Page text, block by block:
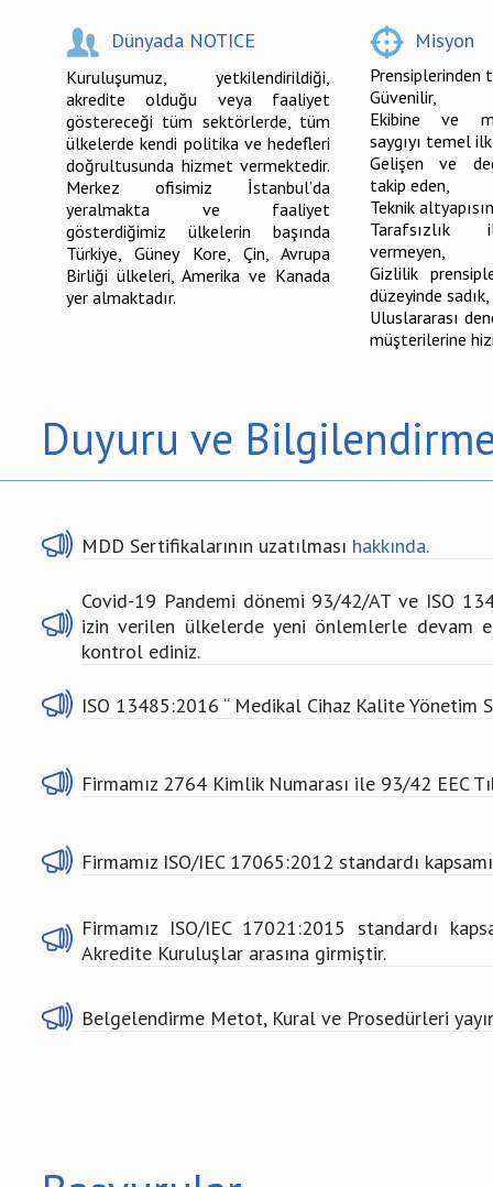
Dünyada NOTICE
Kuruluşumuz, yetkilendirildiği,
akredite olduğu veya faaliyet
göstereceği tüm sektörlerde, tüm
ülkelerde kendi politika ve hedefleri
doğrultusunda hizmet vermektedir.
Merkez ofisimiz İstanbul’da
yeralmakta ve faaliyet
gösterdiğimiz ülkelerin başında
Türkiye, Güney Kore, Çin, Avrupa
Birliği ülkeleri, Amerika ve Kanada
yer almaktadır.
Misyon
Prensiplerinden
Güvenilir,
Ekibine ve
saygıyı temel
Gelişen ve
takip eden,
Teknik
Tarafsızlık
vermeyen,
Gizlilik
düzeyinde sadık,
Uluslararası
müşterilerine
Duyuru ve
MDD Sertifikalarının uzatılması hakkında.
Covid-19 Pandemi dönemi 93/42/AT ve ISO
izin verilen ülkelerde yeni önlemlerle
kontrol ediniz.
ISO 13485:2016 “ Medikal Cihaz Kalite Yönetim
Firmamız 2764 Kimlik Numarası ile 93/42 EEC
Firmamız ISO/IEC 17065:2012 standardı
Firmamız ISO/IEC 17021:2015 standardı
Akredite Kuruluşlar arasına girmiştir.
Belgelendirme Metot, Kural ve Prosedürleri